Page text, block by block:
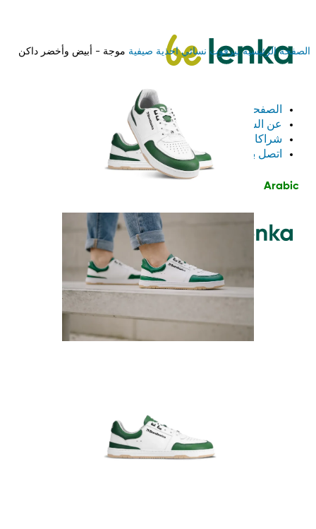
الصفحة الرئيسية
عن الشركة
شراكات بين الشركات
اتصل بنا
Arabic
الصفحة الرئيسية بيرفوت نسائياحذية صيفية موجة - أبيض وأخضر داكن